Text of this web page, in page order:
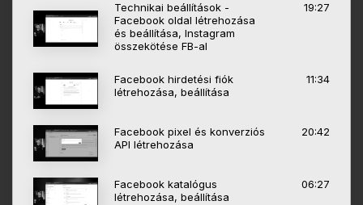
Technikai beállítások -
Facebook oldal létrehozása
és beállítása, Instagram
összekötése FB-al
19:27
Facebook hirdetési fiók
létrehozása, beállítása
11:34
Facebook pixel és konverziós
API létrehozása
20:42
Facebook katalógus
létrehozása, beállítása
06:27